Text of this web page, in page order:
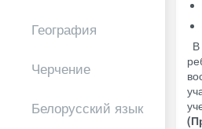
География
Черчение
Белорусский язык
В